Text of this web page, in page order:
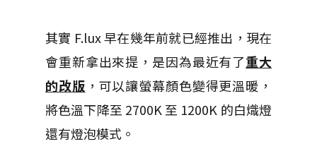
其實 F.lux 早在幾年前就已經推出，現在
會重新拿出來提，是因為最近有了重大
的改版 ，可以讓螢幕顏色變得更溫暖，
將色溫下降至 2700K 至 1200K 的白熾燈
還有燈泡模式。